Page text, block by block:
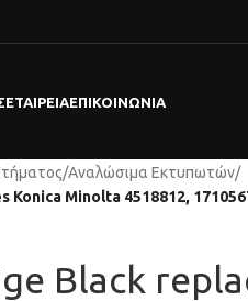
ΕΤΑΙΡΕΊΑΕΠΙΚΟΙΝΩΝΊΑ
/Αναλώσιμα Εκτυπωτών/
Minolta 4518812,
Black